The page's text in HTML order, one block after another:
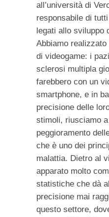
all’università di
responsabile di
legati allo sviluppo
Abbiamo
di videogame: i
sclerosi multipla
farebbero con un
smartphone, e in
precisione delle
stimoli, riusciamo
peggioramento
che è uno dei
malattia. Dietro al
apparato molto
statistiche che dà
precisione mai
questo settore,